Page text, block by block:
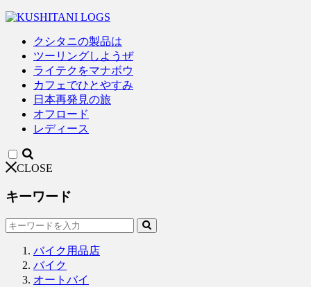
クシタニの製品は
ツーリングしようぜ
ライテクをマナボウ
カフェでひとやすみ
日本再発見の旅
オフロード
レディース
CLOSE
キーワード
バイク用品店
バイク
オートバイ